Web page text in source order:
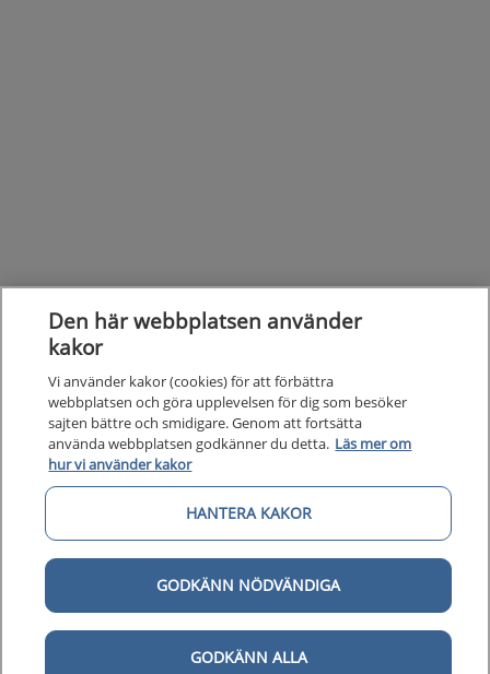
Kunskapsstöd
Om 1177 för vårdpersonal Om
Digital tillgänglighet
Den här webbplatsen använder
kakor
Vi använder kakor (cookies) för att förbättra
webbplatsen och göra upplevelsen för dig som besöker
sajten bättre och smidigare. Genom att fortsätta
använda webbplatsen godkänner du detta. Läs mer om
hur vi använder kakor
HANTERA KAKOR
GODKÄNN NÖDVÄNDIGA
GODKÄNN ALLA